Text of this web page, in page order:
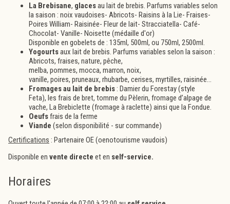
La Brebisane, glacesau lait de brebis. Parfums variables selon
la saison : noix vaudoises- Abricots- Raisins à la Lie- Fraises-
Poires William- Raisinée- Fleur de lait- Stracciatella- Café-
Chocolat- Vanille- Noisette (médaille d'or)
Disponible en gobelets de : 135ml, 500ml, ou 750ml, 2500ml.
Yogourtsaux lait de brebis. Parfums variables selon la saison :
Abricots, fraises, nature, pêche,
melba, pommes, mocca, marron, noix,
vanille, poires, pruneaux, rhubarbe, cerises, myrtilles, raisinée...
Fromages au lait de brebis : Damier du Forestay (style
Feta), les frais de bret, tomme du Pèlerin, fromage d’alpage de
vache, La Brebiclette (fromage à raclette) ainsi que la Fondue.
Oeufsfrais de la ferme
Viande (selon disponibilité - sur commande)
Certifications : Partenaire OE (oenotourisme vaudois)
Disponible en vente directe et en self-service.
Horaires